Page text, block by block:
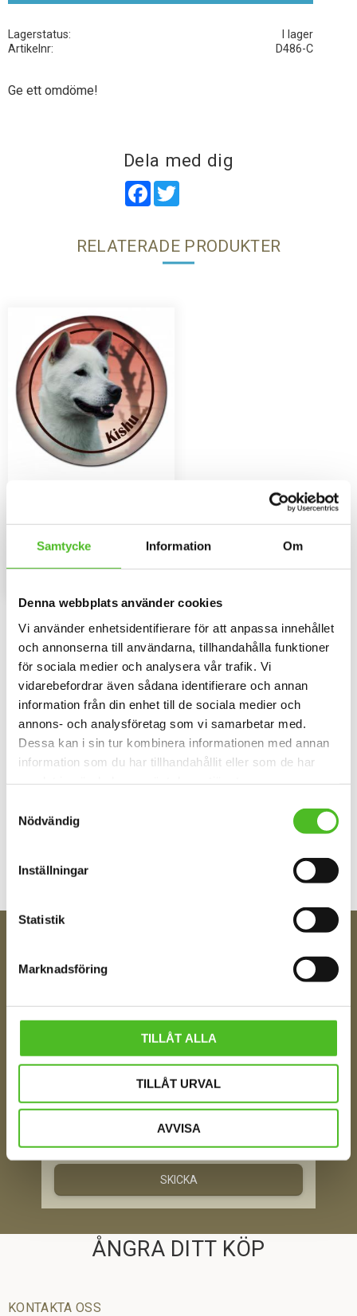
Samtycke Information Om
Denna webbplats använder cookies
Vi använder enhetsidentifierare för att anpassa innehållet
och annonserna till användarna, tillhandahålla funktioner
för sociala medier och analysera vår trafik. Vi
vidarebefordrar även sådana identifierare och annan
information från din enhet till de sociala medier och
annons- och analysföretag som vi samarbetar med.
Dessa kan i sin tur kombinera informationen med annan
information som du har tillhandahållit eller som de har
Nödvändig
Inställningar
Statistik
Marknadsföring
TILLÅT ALLA
TILLÅT URVAL
AVVISA
Lagerstatus
I lager
Artikelnr
D486-C
Ge ett omdöme!
Dela med dig
Facebook
Omdömen
Du
RELATERADE PRODUKTER
kvalitet med ett motiv av en
och 15 cm i diameter.
79
Din e-post
Jag samtycker till att motta digital kommunikation i
SKICKA
ÅNGRA DITT KÖP
KONTAKTA OSS